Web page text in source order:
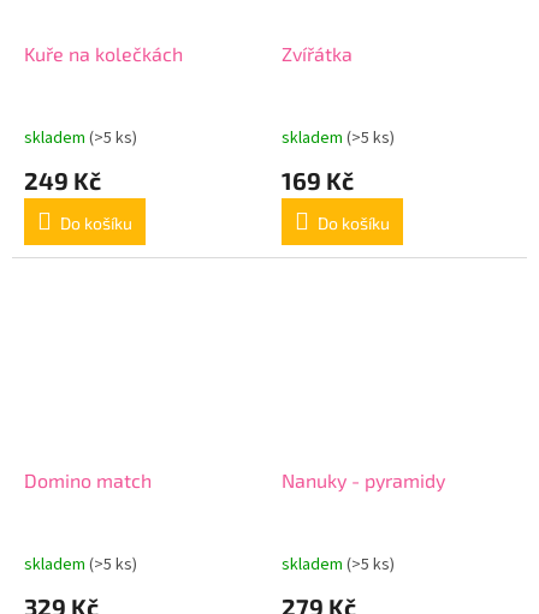
Kuře na kolečkách
skladem (>5 ks)
249 Kč
Do košíku
Zvířátka
skladem (>5 ks)
169 Kč
Do košíku
Domino match
skladem (>5 ks)
329 Kč
Nanuky - pyramidy
skladem (>5 ks)
279 Kč